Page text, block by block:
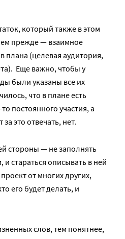
который также в этом
прежде — взаимное
плана (целевая аудитория,
Еще важно, чтобы у
были указаны все их
что в плане есть
постоянного участия, а
это отвечать, нет.
стороны — не заполнять
стараться описывать в ней
от многих других,
его будет делать, и
слов, тем понятнее,